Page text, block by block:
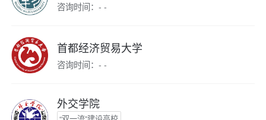
咨询时间：- -
首都经济贸易大学
咨询时间：- -
外交学院